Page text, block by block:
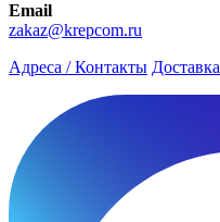
Email
zakaz@krepcom.ru
Адреса / Контакты Доставка